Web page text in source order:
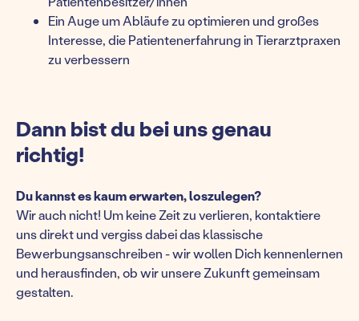
Ein Auge um Abläufe zu optimieren und großes
Interesse, die Patientenerfahrung in Tierarztpraxen
zu verbessern
Dann bist du bei uns genau
richtig!
Du kannst es kaum erwarten, loszulegen?
Wir auch nicht! Um keine Zeit zu verlieren, kontaktiere
uns direkt und vergiss dabei das klassische
Bewerbungsanschreiben - wir wollen Dich kennenlernen
und herausfinden, ob wir unsere Zukunft gemeinsam
gestalten.